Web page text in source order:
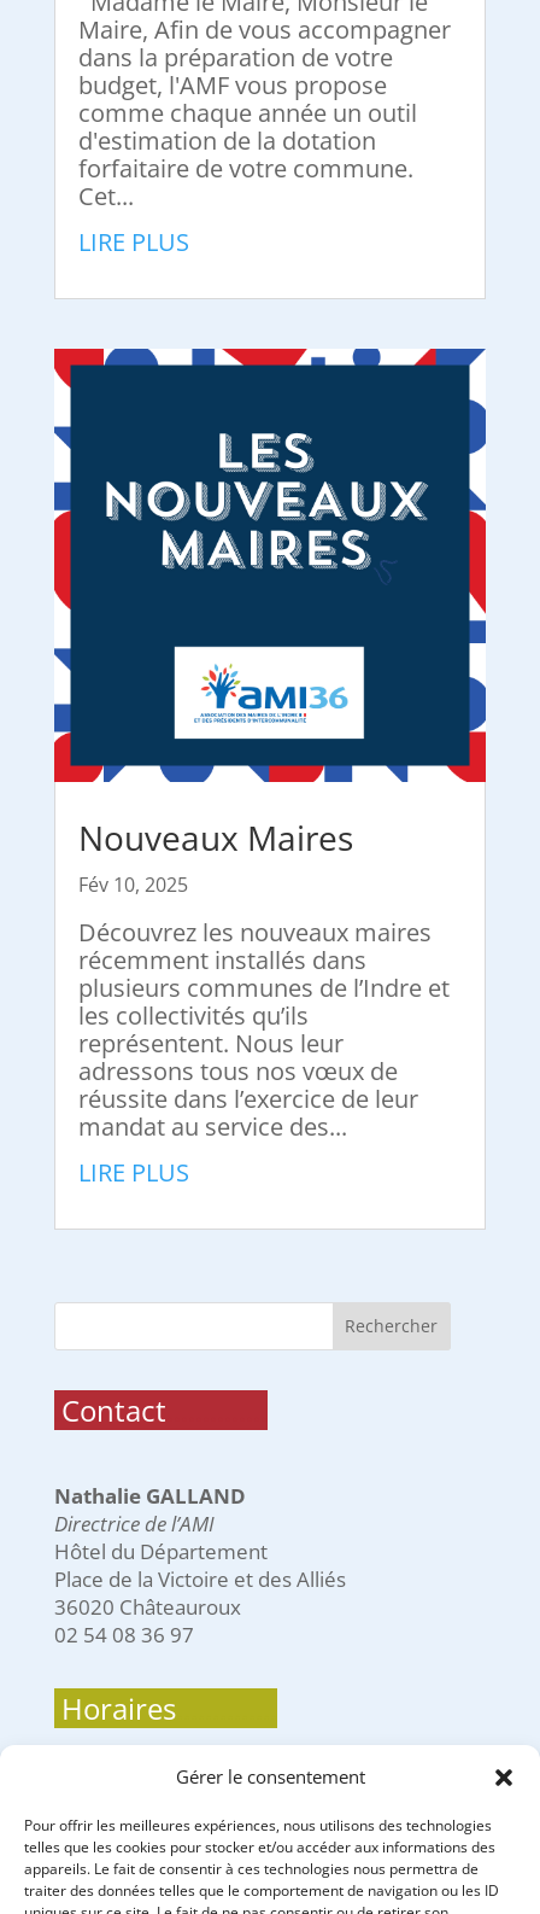
Gérer le consentement
Pour offrir les meilleures expériences, nous utilisons des technologies
telles que les cookies pour stocker et/ou accéder aux informations des
appareils. Le fait de consentir à ces technologies nous permettra de
traiter des données telles que le comportement de navigation ou les ID
Maire, Afin de vous accompagner
dans la préparation de votre
budget, l'AMF vous propose
comme chaque année un outil
d'estimation de la dotation
forfaitaire de votre commune.
Cet...
LIRE PLUS
Nouveaux Maires
Fév 10, 2025
Découvrez les nouveaux maires
récemment installés dans
plusieurs communes de l’Indre et
les collectivités qu’ils
représentent. Nous leur
adressons tous nos vœux de
réussite dans l’exercice de leur
mandat au service des...
LIRE PLUS
Rechercher
Contact
Nathalie GALLAND
Directrice de l’AMI
Hôtel du Département
Place de la Victoire et des Alliés
36020 Châteauroux
02 54 08 36 97
Horaires..............
Mardi 9h-12h - 14h-17h
Mercredi 9h-12h - 14h-17h
Jeudi 9h-12h - 14h-17h
Vendredi 9h-12h - 14h-17h